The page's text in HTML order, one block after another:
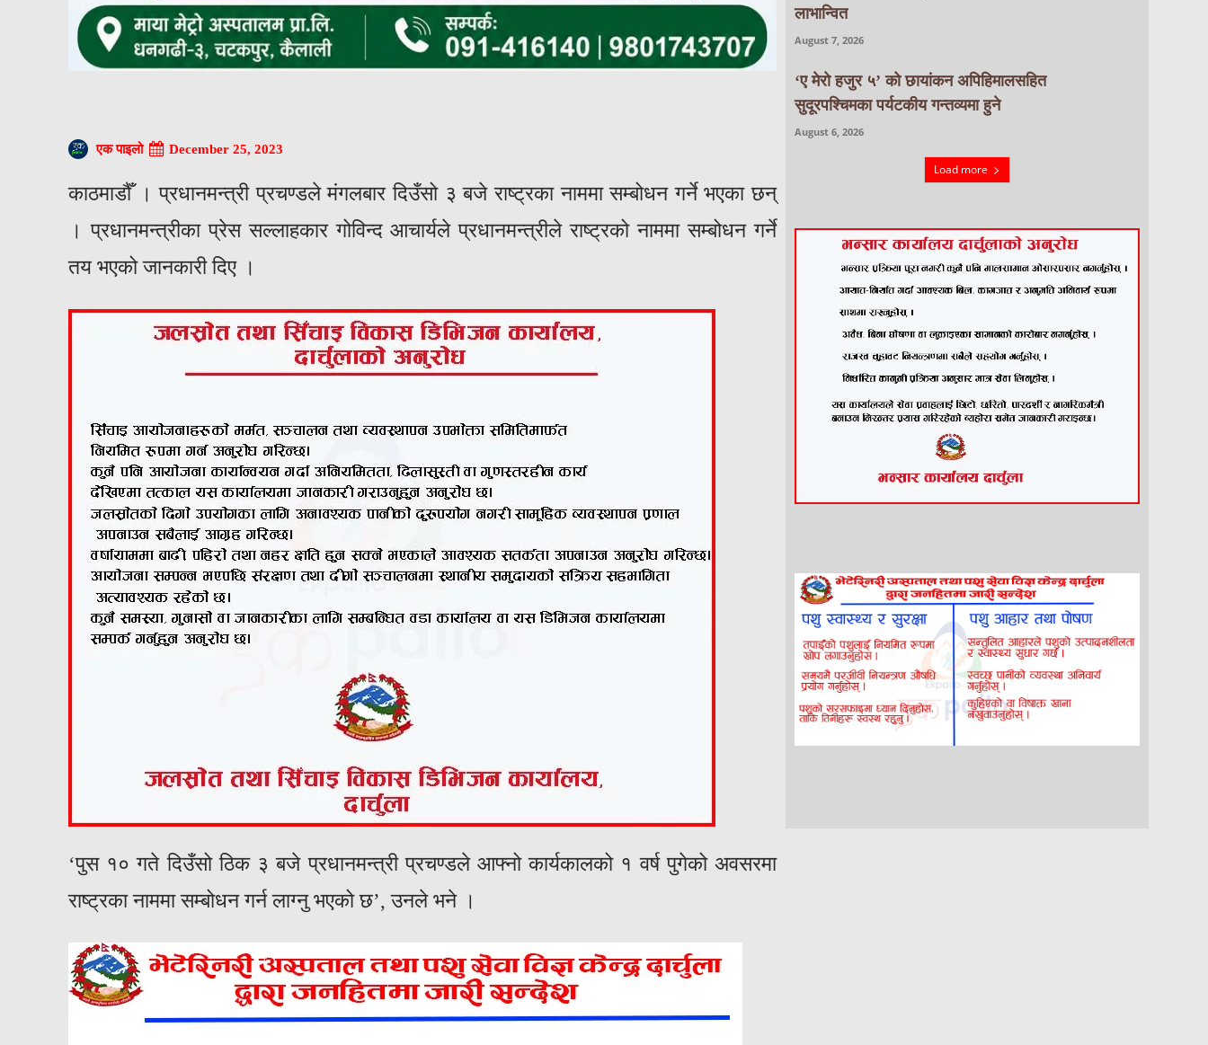
एक पाइलो December 25, 2023
काठमाडौँ । प्रधानमन्त्री प्रचण्डले मंगलबार दिउँसो ३ बजे राष्ट्रका नाममा सम्बोधन गर्ने भएका छन्
। प्रधानमन्त्रीका प्रेस सल्लाहकार गोविन्द आचार्यले प्रधानमन्त्रीले राष्ट्रको नाममा सम्बोधन गर्ने
तय भएको जानकारी दिए ।
‘पुस १० गते दिउँसो ठिक ३ बजे प्रधानमन्त्री प्रचण्डले आफ्नो कार्यकालको १ वर्ष पुगेको अवसरमा
राष्ट्रका नाममा सम्बोधन गर्न लाग्नु भएको छ’, उनले भने ।
लाभान्वित
August 7, 2026
‘ए मेरो हजुर ५’ को छायांकन अपिहिमालसहित
सुदूरपश्चिमका पर्यटकीय गन्तव्यमा हुने
August 6, 2026
Load more